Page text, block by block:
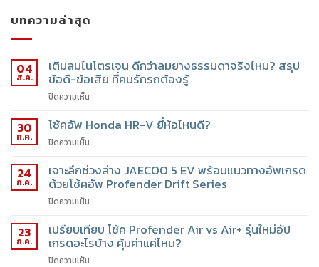
บทความล่าสุด
04
ส.ค.
เติมลมไนโตรเจน ดีกว่าลมยางธรรมดาจริงไหม? สรุป
ข้อดี-ข้อเสีย ที่คนรักรถต้องรู้
ปิดความเห็น
30
ก.ค.
โช้คอัพ Honda HR-V ยี่ห้อไหนดี?
ปิดความเห็น
24
ก.ค.
เจาะลึกช่วงล่าง JAECOO 5 EV พร้อมแนวทางอัพเกรด
ด้วยโช้คอัพ Profender Drift Series
ปิดความเห็น
23
ก.ค.
เปรียบเทียบ โช้ค Profender Air vs Air+ รุ่นใหม่อัป
เกรดอะไรบ้าง คุ้มค่าแค่ไหน?
ปิดความเห็น